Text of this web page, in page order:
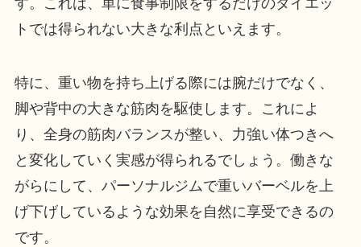
トでは得られない大きな利点といえます。
特に、重い物を持ち上げる際には腕だけでなく、
脚や背中の大きな筋肉を駆使します。これによ
り、全身の筋肉バランスが整い、力強い体つきへ
と変化していく実感が得られるでしょう。働きな
がらにして、パーソナルジムで重いバーベルを上
げ下げしているような効果を自然に享受できるの
です。